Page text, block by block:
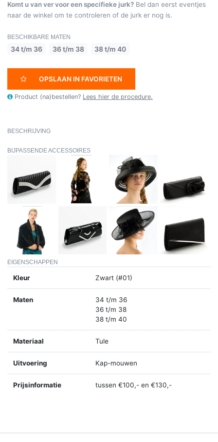
Komt u van ver voor een specifieke jurk? Bel dan eerst eventjes
naar de winkel om te controleren of de jurk er nog is.
BESCHIKBARE MATEN
34 t/m 36 36 t/m 38 38 t/m 40
OPSLAAN IN FAVORIETEN
Product (na)bestellen? Lees hier de procedure.
BESCHRIJVING
BIJPASSENDE ACCESSOIRES
EIGENSCHAPPEN
Kleur Zwart (#01)
Maten
34 t/m 36
36 t/m 38
38 t/m 40
Materiaal Tule
Uitvoering Kap-mouwen
Prijsinformatie tussen €100,- en €130,-